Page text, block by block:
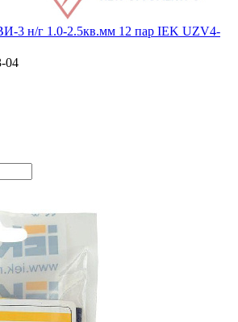
3 н/г 1.0-2.5кв.мм 12 пар IEK UZV4-
04